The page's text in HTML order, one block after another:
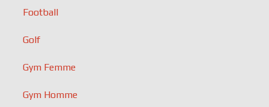
Football
Golf
Gym Femme
Gym Homme